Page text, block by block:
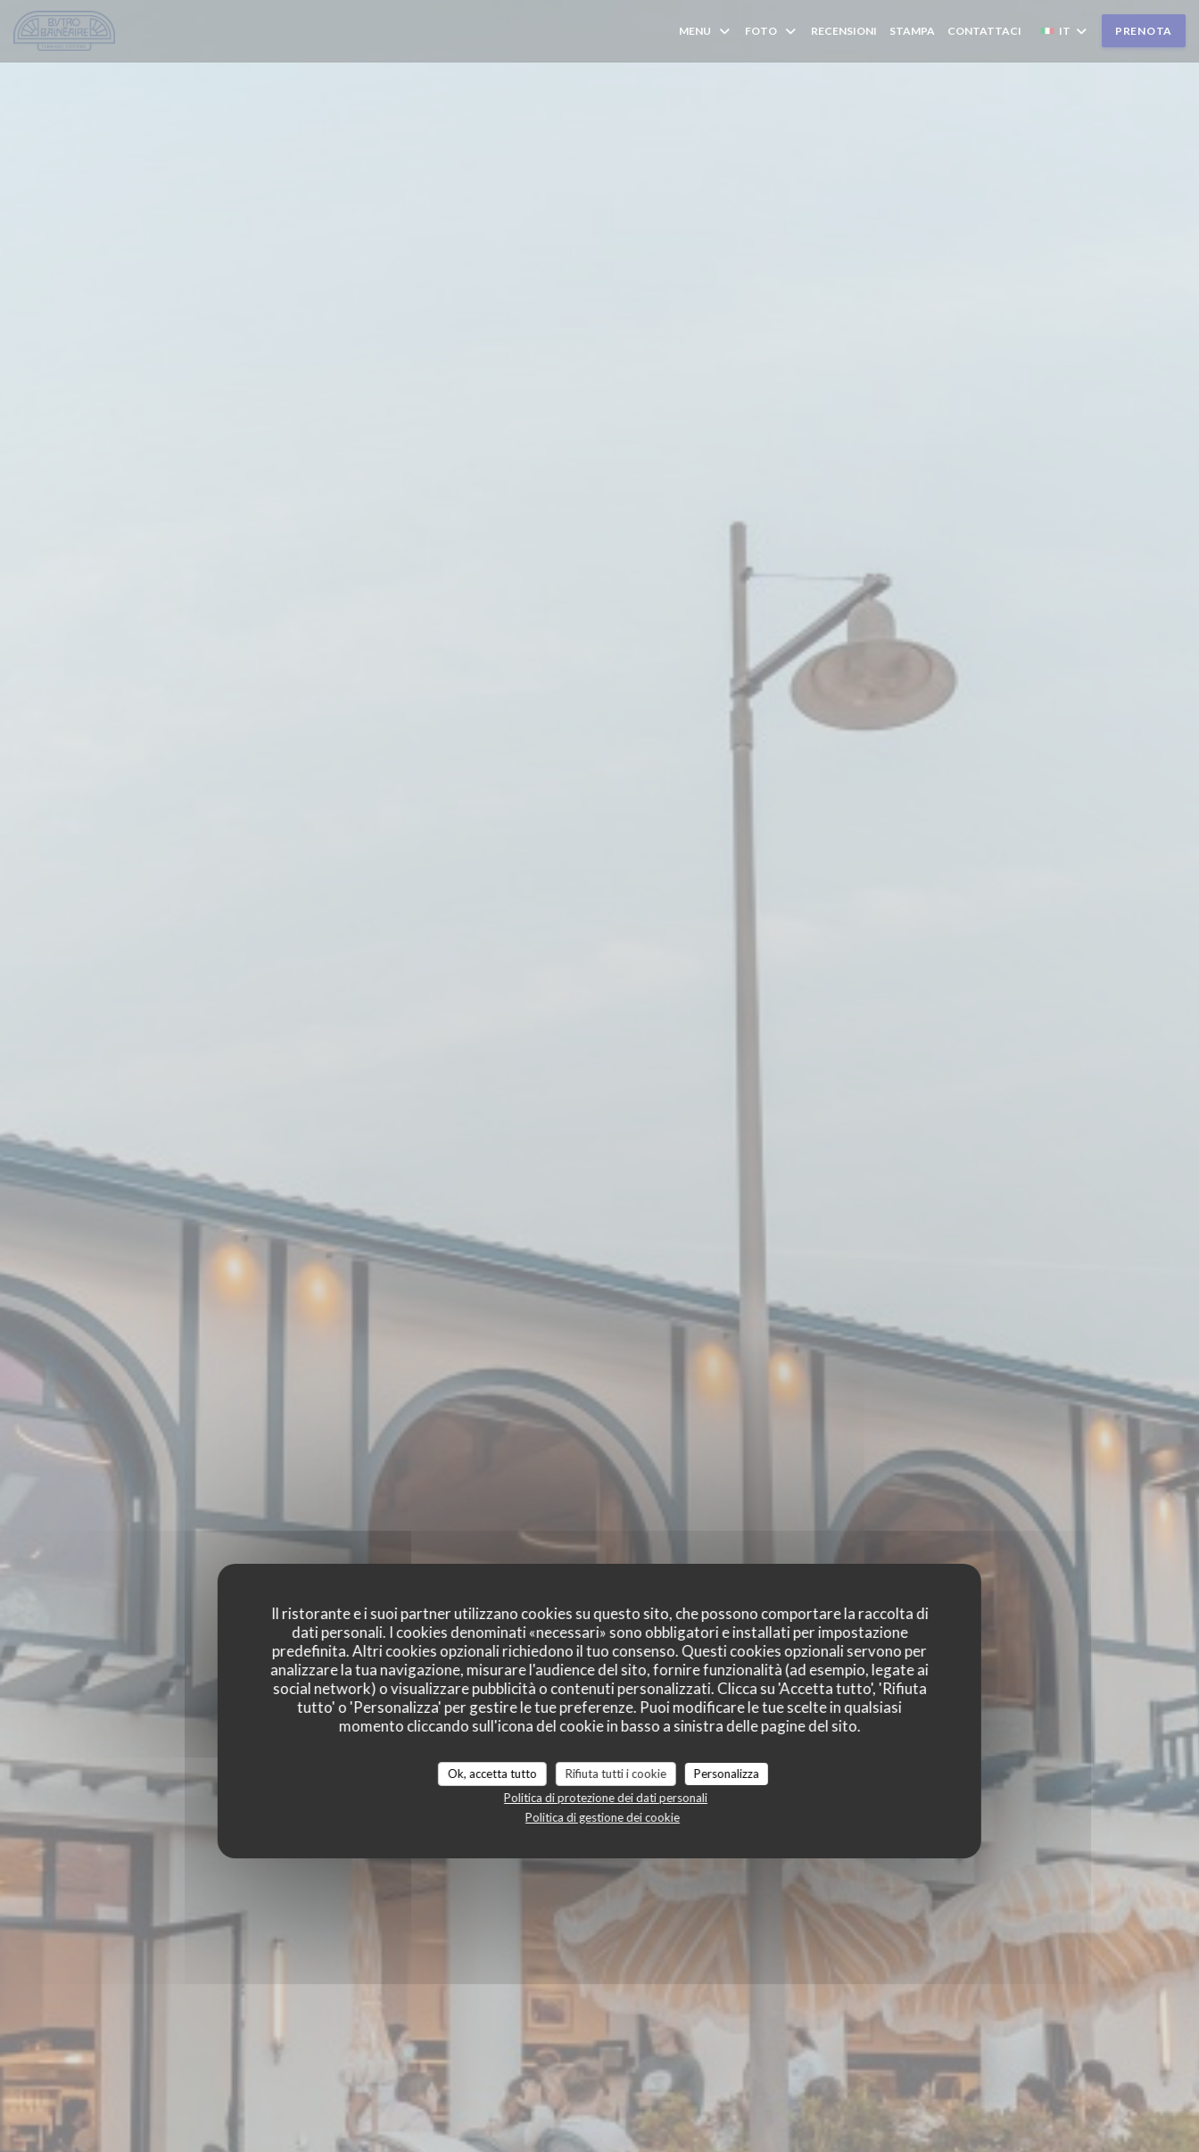
Personalizzazione delle tue scelte sui cookie
Il ristorante e i suoi partner utilizzano cookies su questo sito, che possono comportare la raccolta di
dati personali. I cookies denominati «necessari» sono obbligatori e installati per impostazione
predefinita. Altri cookies opzionali richiedono il tuo consenso. Questi cookies opzionali servono per
analizzare la tua navigazione, misurare l'audience del sito, fornire funzionalità (ad esempio, legate ai
social network) o visualizzare pubblicità o contenuti personalizzati. Clicca su 'Accetta tutto', 'Rifiuta
tutto' o 'Personalizza' per gestire le tue preferenze. Puoi modificare le tue scelte in qualsiasi
momento cliccando sull'icona del cookie in basso a sinistra delle pagine del sito.
Ok, accetta tutto Rifiuta tutti i cookie
Personalizza
Politica di protezione dei dati personali
Politica di gestione dei cookie
MENU FOTO RECENSIONI STAMPA CONTATTACI IT PRENOTA
BISTRO BALNÉAIRE BRASSERIE - RESTAURANT| HOSSEGOR